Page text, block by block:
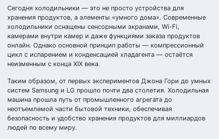
Сегодня холодильники — это не просто устройства для
хранения продуктов, а элементы «умного дома». Современные
холодильники оснащены сенсорными экранами, Wi-Fi,
камерами внутри камер и даже функциями заказа продуктов
онлайн. Однако основной принцип работы — компрессионный
цикл с испарением и конденсацией хладагента — остаётся
неизменным с конца XIX века.
Таким образом, от первых экспериментов Джона Гори до умных
систем Samsung и LG прошло почти два столетия. Холодильная
машина прошла путь от промышленного агрегата до
неотъемлемой части бытовой техники, обеспечивая
безопасность и удобство хранения продуктов для миллиардов
людей по всему миру.